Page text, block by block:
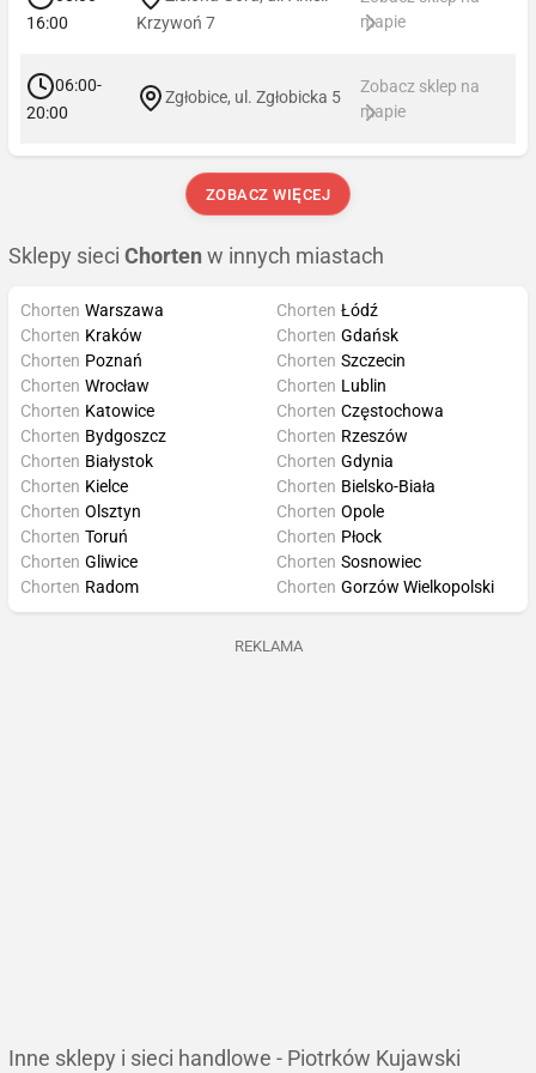
16:00
Krzywoń 7
mapie
06:00-
20:00
Zgłobice, ul. Zgłobicka 5
Zobacz sklep na
mapie
ZOBACZ WIĘCEJ
Sklepy sieci Chorten w innych miastach
Chorten Warszawa
Chorten Kraków
Chorten Poznań
Chorten Wrocław
Chorten Łódź
Chorten Gdańsk
Chorten Szczecin
Chorten Lublin
Chorten Katowice
Chorten Bydgoszcz
Chorten Białystok
Chorten Kielce
Chorten Częstochowa
Chorten Rzeszów
Chorten Gdynia
Chorten Bielsko-Biała
Chorten Olsztyn
Chorten Toruń
Chorten Gliwice
Chorten Radom
Chorten Opole
Chorten Płock
Chorten Sosnowiec
Chorten Gorzów Wielkopolski
REKLAMA
Inne sklepy i sieci handlowe - Piotrków Kujawski